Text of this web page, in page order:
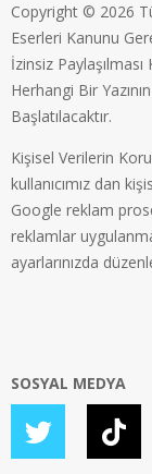
Copyright © 2026
Eserleri Kanunu
İzinsiz
Herhangi Bir
Başlatılacaktır.
Kişisel Verilerin
kullanıcımız dan
Google reklam
reklamlar
ayarlarınızda
SOSYAL MEDYA